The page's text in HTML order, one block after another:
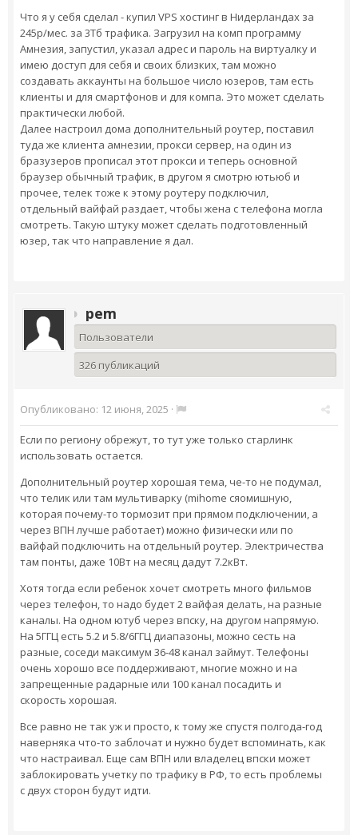
Что я у себя сделал - купил VPS хостинг в Нидерландах за
245р/мес. за 3Тб трафика. Загрузил на комп программу
Амнезия, запустил, указал адрес и пароль на виртуалку и
имею доступ для себя и своих близких, там можно
создавать аккаунты на большое число юзеров, там есть
клиенты и для смартфонов и для компа. Это может сделать
практически любой.
Далее настроил дома дополнительный роутер, поставил
туда же клиента амнезии, прокси сервер, на один из
бразузеров прописал этот прокси и теперь основной
браузер обычный трафик, в другом я смотрю ютьюб и
прочее, телек тоже к этому роутеру подключил,
отдельный вайфай раздает, чтобы жена с телефона могла
смотреть. Такую штуку может сделать подготовленный
юзер, так что направление я дал.
pem
Пользователи
326 публикаций
Опубликовано: 12 июня, 2025 ·
Если по региону обрежут, то тут уже только старлинк
использовать остается.
Дополнительный роутер хорошая тема, че-то не подумал,
что телик или там мультиварку (mihome сяомишную,
которая почему-то тормозит при прямом подключении, а
через ВПН лучше работает) можно физически или по
вайфай подключить на отдельный роутер. Электричества
там понты, даже 10Вт на месяц дадут 7.2кВт.
Хотя тогда если ребенок хочет смотреть много фильмов
через телефон, то надо будет 2 вайфая делать, на разные
каналы. На одном ютуб через впску, на другом напрямую.
На 5ГГЦ есть 5.2 и 5.8/6ГГЦ диапазоны, можно сесть на
разные, соседи максимум 36-48 канал займут. Телефоны
очень хорошо все поддерживают, многие можно и на
запрещенные радарные или 100 канал посадить и
скорость хорошая.
Все равно не так уж и просто, к тому же спустя полгода-год
наверняка что-то заблочат и нужно будет вспоминать, как
что настраивал. Еще сам ВПН или владелец впски может
заблокировать учетку по трафику в РФ, то есть проблемы
с двух сторон будут идти.